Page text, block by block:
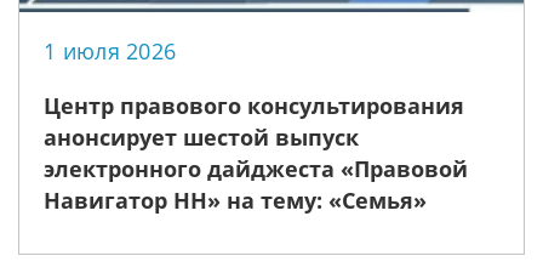
1 июля 2026
Центр правового консультирования
анонсирует шестой выпуск
электронного дайджеста «Правовой
Навигатор НН» на тему: «Семья»